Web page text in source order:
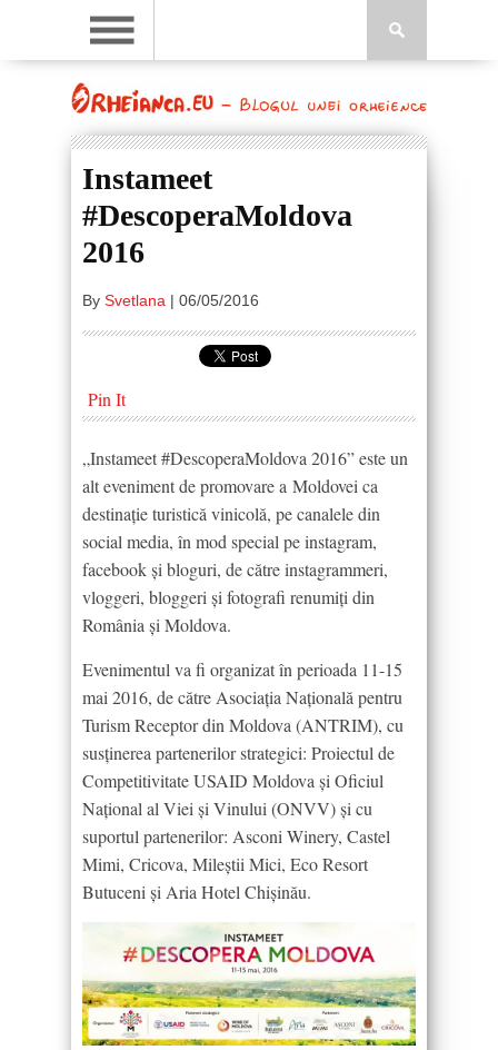
Instameet
#DescoperaMoldova
2016
By Svetlana | 06/05/2016
Pin It
„Instameet #DescoperaMoldova 2016” este un
alt eveniment de promovare a Moldovei ca
destinație turistică vinicolă, pe canalele din
social media, în mod special pe instagram,
facebook și bloguri, de către instagrammeri,
vloggeri, bloggeri şi fotografi renumiți din
România şi Moldova.
Evenimentul va fi organizat în perioada 11-15
mai 2016, de către Asociația Națională pentru
Turism Receptor din Moldova (ANTRIM), cu
susținerea partenerilor strategici: Proiectul de
Competitivitate USAID Moldova și Oficiul
Național al Viei și Vinului (ONVV) și cu
suportul partenerilor: Asconi Winery, Castel
Mimi, Cricova, Mileștii Mici, Eco Resort
Butuceni și Aria Hotel Chișinău.